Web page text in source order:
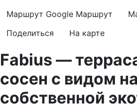
Маршрут Google Маршрут
Поделиться
На карте
Fabius —
сосен с видом
собственной